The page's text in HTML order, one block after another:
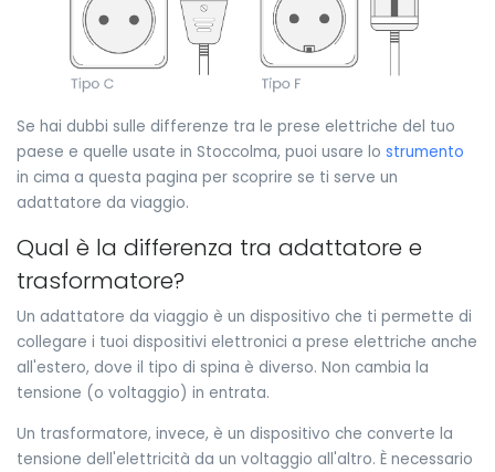
Se hai dubbi sulle differenze tra le prese elettriche del tuo
paese e quelle usate in Stoccolma, puoi usare lo strumento
in cima a questa pagina per scoprire se ti serve un
adattatore da viaggio.
Qual è la differenza tra adattatore e
trasformatore?
Un adattatore da viaggio è un dispositivo che ti permette di
collegare i tuoi dispositivi elettronici a prese elettriche anche
all'estero, dove il tipo di spina è diverso. Non cambia la
tensione (o voltaggio) in entrata.
Un trasformatore, invece, è un dispositivo che converte la
tensione dell'elettricità da un voltaggio all'altro. È necessario